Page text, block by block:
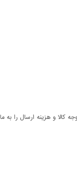
و هزینه ارسال را به